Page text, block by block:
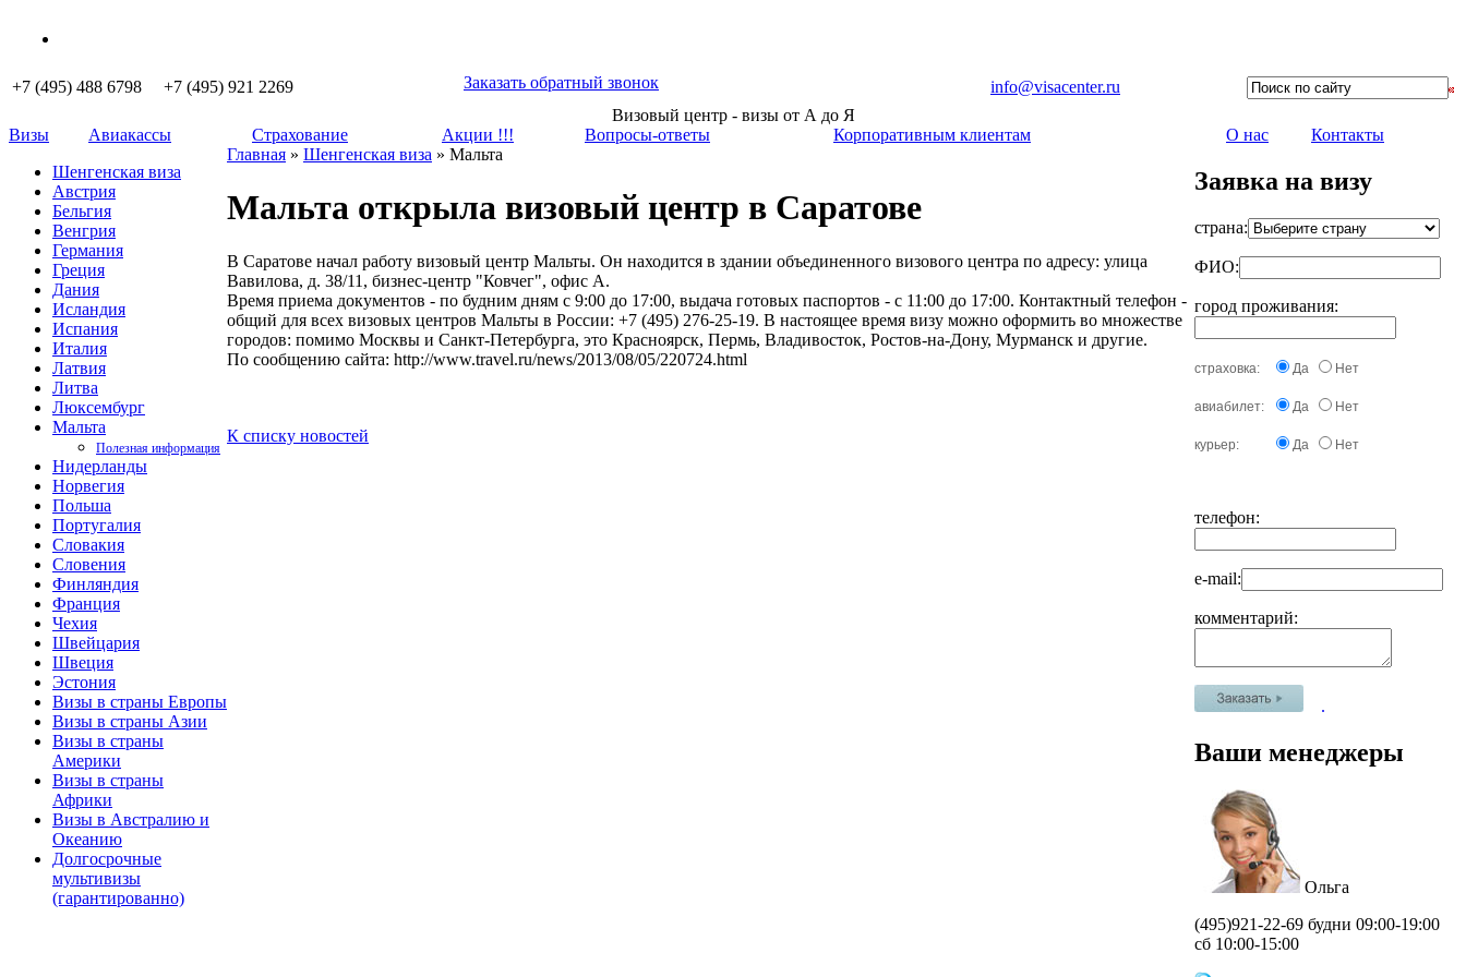
+7 (495) 488 6798 +7 (495) 921 2269 Заказать обратный звонок
info@visacenter.ru
Визовый центр - визы от А до Я
Визы
Авиакассы Страхование Акции !!! Вопросы-ответы Корпоративным клиентам О нас
Контакты
Шенгенская виза
Австрия
Бельгия
Венгрия
Германия
Греция
Дания
Исландия
Испания
Италия
Латвия
Литва
Люксембург
Мальта
Полезная информация
Нидерланды
Норвегия
Польша
Португалия
Словакия
Словения
Финляндия
Франция
Чехия
Швейцария
Швеция
Эстония
Визы в страны Европы
Визы в страны Азии
Визы в страны
Америки
Визы в страны
Африки
Визы в Австралию и
Океанию
Долгосрочные
мультивизы
(гарантированно)
Главная » Шенгенская виза » Мальта
Мальта открыла визовый центр в Саратове
В Саратове начал работу визовый центр Мальты. Он находится в здании объединенного визового центра по адресу: улица
Вавилова, д. 38/11, бизнес-центр "Ковчег", офис А.
Время приема документов - по будним дням с 9:00 до 17:00, выдача готовых паспортов - с 11:00 до 17:00. Контактный телефон -
общий для всех визовых центров Мальты в России: +7 (495) 276-25-19. В настоящее время визу можно оформить во множестве
городов: помимо Москвы и Санкт-Петербурга, это Красноярск, Пермь, Владивосток, Ростов-на-Дону, Мурманск и другие.
По сообщению сайта: http://www.travel.ru/news/2013/08/05/220724.html
К списку новостей
Заявка на визу
страна:
ФИО:
город проживания:
страховка: Да Нет
авиабилет: Да Нет
курьер: Да Нет
телефон:
e-mail:
комментарий:
.
Ваши менеджеры
Ольга
(495)921-22-69 будни 09:00-19:00
сб 10:00-15:00